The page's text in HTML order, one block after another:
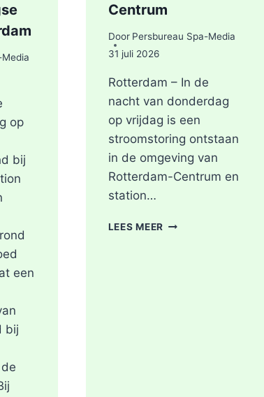
op
bij
een
bij
Centrum
Door Persbureau Spa-Media
31 juli 2026
Rotterdam – In de
nacht van donderdag
op vrijdag is een
stroomstoring ontstaan
in de omgeving van
Rotterdam-Centrum en
station…
LEES MEERSTROOMSTORING